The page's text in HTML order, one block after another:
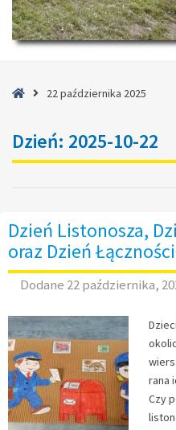
Strona22 października 2025
Dzień: 2025-10-22
Dzień Listonosza,
oraz Dzień
Dodane 22 października,
rana
Czy